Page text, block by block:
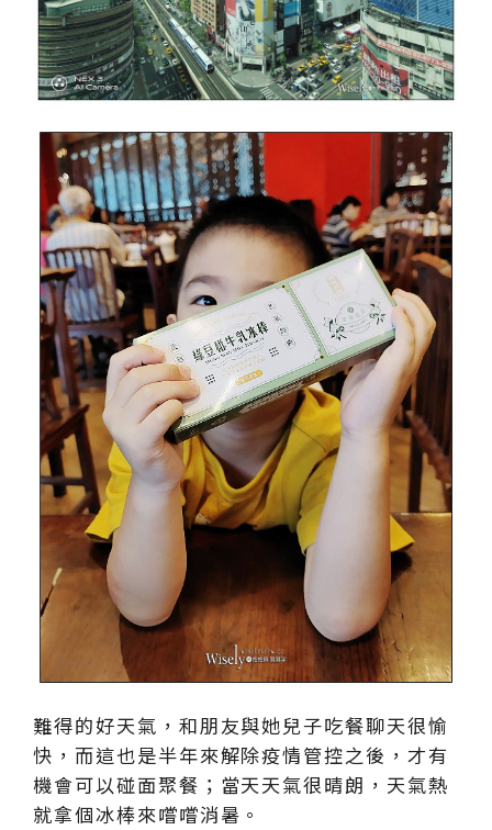
難得的好天氣，和朋友與她兒子吃餐聊天很愉
快，而這也是半年來解除疫情管控之後，才有
機會可以碰面聚餐；當天天氣很晴朗，天氣熱
就拿個冰棒來嚐嚐消暑。